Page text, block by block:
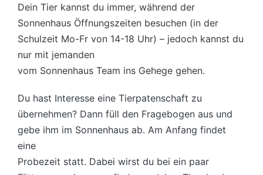
Dein Tier kannst du immer, während der
Sonnenhaus Öffnungszeiten besuchen (in der
Schulzeit Mo-Fr von 14-18 Uhr) – jedoch kannst du
nur mit jemanden
vom Sonnenhaus Team ins Gehege gehen.
Du hast Interesse eine Tierpatenschaft zu
übernehmen? Dann füll den Fragebogen aus und
gebe ihm im Sonnenhaus ab. Am Anfang findet
eine
Probezeit statt. Dabei wirst du bei ein paar